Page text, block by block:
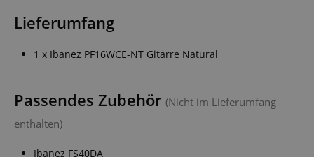
Lieferumfang
1 x Ibanez PF16WCE-NT Gitarre Natural
Passendes Zubehör (Nicht im Lieferumfang
enthalten)
Ibanez FS40DA